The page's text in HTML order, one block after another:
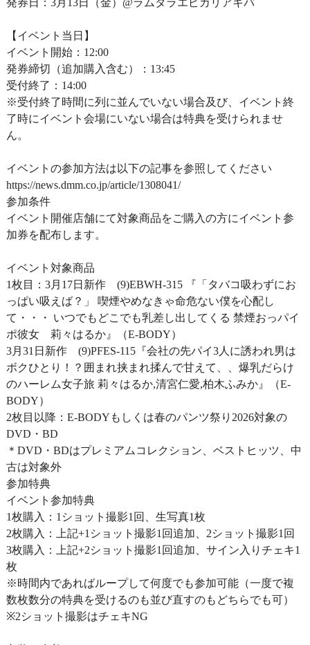
発券日：3月13日（金）@ラムタラエピカリアキバ
【イベント当日】
イベント開始：12:00
発券締切（追加購入含む）：13:45
受付終了：14:00
※受付終了時間に列に並んでいない場合及び、イベント終
了時にイベント会場にいない場合は特典を受けられませ
ん。
イベントの参加方法は以下の記事を参照してください
https://news.dmm.co.jp/article/1308041/
参加条件
イベント開催店舗にて対象商品をご購入の方にイベント参
加券を配布します。
イベント対象商品
1枚目：3月17日新作 (9)EBWH-315 『「タバコ吸わずにお
っぱい吸えば？」 喫煙やめなきゃ命危ない僕を心配し
て・・・ いつでもどこでも乳差し出してくる 禁煙おっパイ
ポ彼女 莉々はるか』（E-BODY）
3月31日新作 (9)PFES-115『会社の先パイ3人に誘われ男は
ボクひとり！？囲まれ挟まれ揉んで甘えて、、爆乳だらけ
のハーレム女子旅 莉々はるか,清宮仁愛,柏木ふみか』（E-
BODY）
2枚目以降：E-BODYもしくは春のパンツ祭り2026対象の
DVD・BD
＊DVD・BDはプレミアムコレクション、ベストヒッツ、中
古は対象外
参加特典
イベント参加特典
1枚購入：1ショット撮影1回、生写真1枚
2枚購入：上記+1ショット撮影1回追加、2ショット撮影1回
3枚購入：上記+2ショット撮影1回追加、サイン入りチェキ1
枚
※時間内であればループして何度でも参加可能（一度で複
数枚数分の特典を受けるのも並び直すのもどちらでも可）
※2ショット撮影はチェキNG